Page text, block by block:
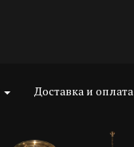
Доставка и оплата